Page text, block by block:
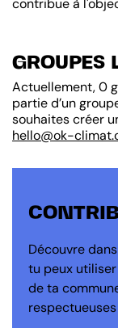
contribue à
GROUPES
Actuellement, 0
partie d’un
souhaites créer
hello@ok-
Découvre
tu peux
de ta